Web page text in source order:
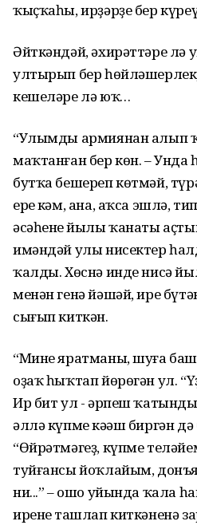
ҡыҫҡаһы, ирҙәрҙе бер
Әйткәндәй, әхирәттәре лә
ултырып бер
кешеләре лә юҡ…
“Улымды армиянан алып
маҡтанған бер көн. – Унда
бутҡа бешереп көтмәй,
ерең кәм, ана, аҡса эшлә,
әсәһенең йылы ҡанаты
имәндәй улы нисектер
ҡалды. Хөснә инде нисә
менән генә йәшәй, ире
сығып киткән.
“Мине яратманы, шуға
оҙаҡ һыҡтап йөрөгән ул.
Ир бит ул - әрпеш ҡатынды
әллә күпме кәңәш биргән дә
“Өйрәтмәгеҙ, күпме
туйғансы йоҡлайым,
ни...” – ошо уйында ҡала
иренең ташлап киткәненә